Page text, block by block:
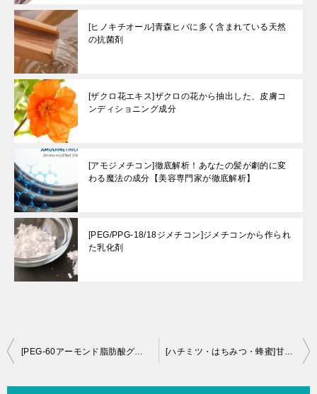
[ヒノキチオール]青森ヒバに多く含まれている天然
の抗菌剤
[ザクロ花エキス]ザクロの花から抽出した、皮膚コ
ンディショニング成分
[アモジメチコン]徹底解析！あなたの髪が劇的に変
わる魔法の成分【美容専門家が徹底解析】
[PEG/PPG-18/18ジメチコン]ジメチコンから作られ
た乳化剤
投
[PEG-60アーモンド脂肪酸グリセリル]アーモンド油由来のエモリエント成分 [ハチミツ・はちみつ・蜂蜜]甘い甘味料は殺菌、防腐がある成分だった